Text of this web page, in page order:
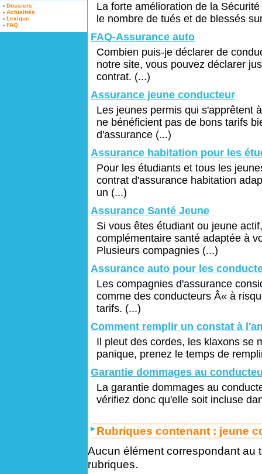
La forte amélioration de la
le nombre de tués et de blessés
FAQ-Assurance auto
Combien puis-je déclarer de
notre site, vous pouvez déclarer
contrat. (...)
Assurance jeune conducteur
Les jeunes permis qui s'apprêtent
ne bénéficient pas de bons tarifs
d'assurance (...)
Assurance habitation pour les
Pour les étudiants et tous les
contrat d'assurance habitation
un (...)
Assurance Santé Jeune
Si vous êtes étudiant ou jeune
complémentaire santé adaptée à
Plusieurs compagnies (...)
Assurance auto pour les
Les compagnies d'assurance
comme des conducteurs Â« à
tarifs. (...)
Comment remplir un constat à
Il pleut des cordes, les klaxons se
panique, prenez le temps de
Garantie dommages au
La garantie dommages au
vérifiez donc qu'elle soit incluse
Rubriques contenant : jeune
Aucun élément correspondant au
rubriques.
Dossiers
Actualités
Lexique
FAQ